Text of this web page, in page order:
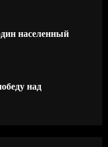
населенный
над